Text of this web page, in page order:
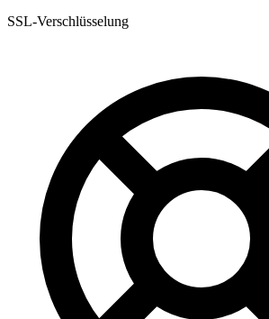
SSL-Verschlüsselung